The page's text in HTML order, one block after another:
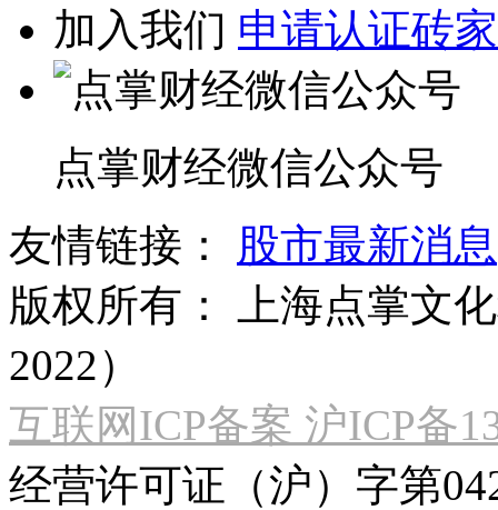
加入我们 申请认证砖家
点掌财经微信公众号
友情链接：
股市最新消息
版权所有：
上海点掌文
2022）
互联网ICP备案 沪ICP备
经营许可证（沪）字第